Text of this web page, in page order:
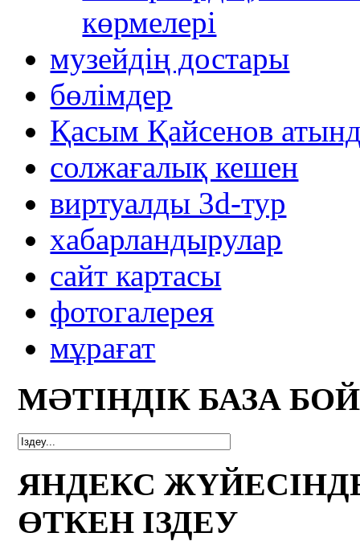
көрмелері
музейдің достары
бөлімдер
Қасым Қайсенов
солжағалық кешен
виртуалды 3d-тур
xабарландырулар
сайт картасы
фотогалерея
мұрағат
МӘТІНДІК БАЗА
ЯНДЕКС
ӨТКЕН ІЗДЕУ